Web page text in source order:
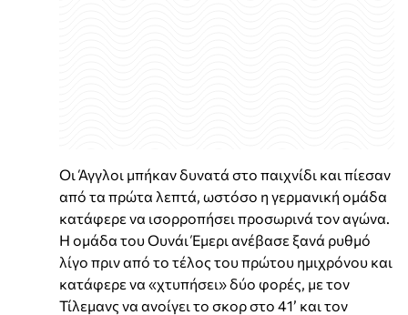
Οι Άγγλοι μπήκαν δυνατά στο παιχνίδι και πίεσαν
από τα πρώτα λεπτά, ωστόσο η γερμανική ομάδα
κατάφερε να ισορροπήσει προσωρινά τον αγώνα.
Η ομάδα του Ουνάι Έμερι ανέβασε ξανά ρυθμό
λίγο πριν από το τέλος του πρώτου ημιχρόνου και
κατάφερε να «χτυπήσει» δύο φορές, με τον
Τίλεμανς να ανοίγει το σκορ στο 41’ και τον